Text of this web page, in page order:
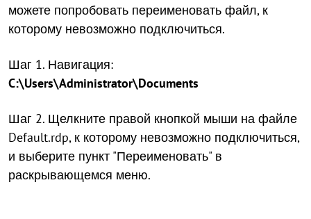
можете попробовать переименовать файл, к
которому невозможно подключиться.
Шаг 1. Навигация:
C:\Users\Administrator\Documents
Шаг 2. Щелкните правой кнопкой мыши на файле
Default.rdp, к которому невозможно подключиться,
и выберите пункт "Переименовать" в
раскрывающемся меню.